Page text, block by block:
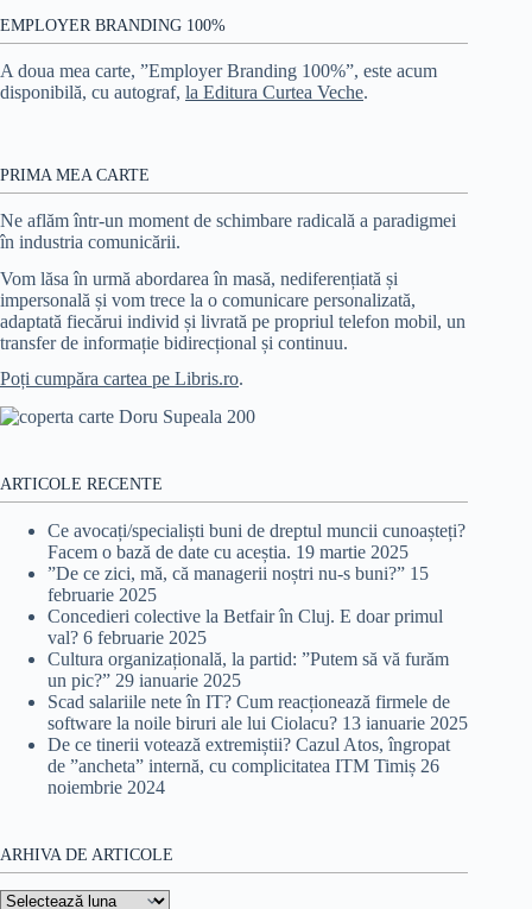
EMPLOYER BRANDING 100%
A doua mea carte, ”Employer Branding 100%”, este acum
disponibilă, cu autograf, la Editura Curtea Veche.
PRIMA MEA CARTE
Ne aflăm într-un moment de schimbare radicală a paradigmei
în industria comunicării.
Vom lăsa în urmă abordarea în masă, nediferențiată și
impersonală și vom trece la o comunicare personalizată,
adaptată fiecărui individ și livrată pe propriul telefon mobil, un
transfer de informație bidirecțional și continuu.
Poți cumpăra cartea pe Libris.ro.
ARTICOLE RECENTE
Ce avocați/specialiști buni de dreptul muncii cunoașteți?
Facem o bază de date cu aceștia. 19 martie 2025
”De ce zici, mă, că managerii noștri nu-s buni?” 15
februarie 2025
Concedieri colective la Betfair în Cluj. E doar primul
val? 6 februarie 2025
Cultura organizațională, la partid: ”Putem să vă furăm
un pic?” 29 ianuarie 2025
Scad salariile nete în IT? Cum reacționează firmele de
software la noile biruri ale lui Ciolacu? 13 ianuarie 2025
De ce tinerii votează extremiștii? Cazul Atos, îngropat
de ”ancheta” internă, cu complicitatea ITM Timiș 26
noiembrie 2024
ARHIVA DE ARTICOLE
Arhiva